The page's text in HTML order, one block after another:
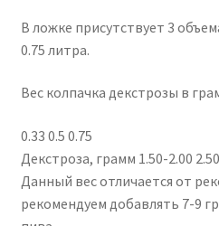
В ложке присутствует 3
0.75 литра.
Вес колпачка декстрозы в
0.33 0.5 0.75
Декстроза, грамм 1.50-2.00
Данный вес отличается от
рекомендуем добавлять 7-9